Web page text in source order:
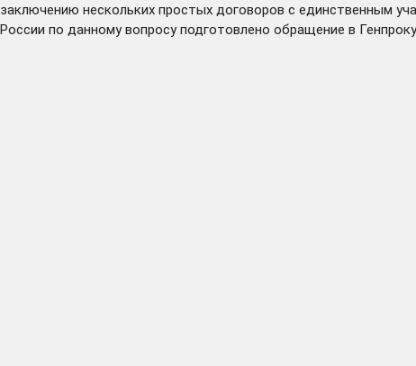
заключению нескольких простых договоров с единственным
России по данному вопросу подготовлено обращение в